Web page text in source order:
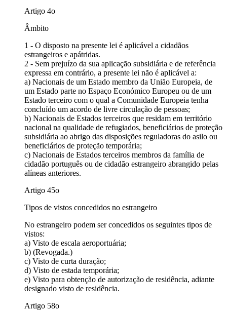
Artigo 4o
Âmbito
1 - O disposto na presente lei é aplicável a cidadãos
estrangeiros e apátridas.
2 - Sem prejuízo da sua aplicação subsidiária e de referência
expressa em contrário, a presente lei não é aplicável a:
a) Nacionais de um Estado membro da União Europeia, de
um Estado parte no Espaço Económico Europeu ou de um
Estado terceiro com o qual a Comunidade Europeia tenha
concluído um acordo de livre circulação de pessoas;
b) Nacionais de Estados terceiros que residam em território
nacional na qualidade de refugiados, beneficiários de proteção
subsidiária ao abrigo das disposições reguladoras do asilo ou
beneficiários de proteção temporária;
c) Nacionais de Estados terceiros membros da família de
cidadão português ou de cidadão estrangeiro abrangido pelas
alíneas anteriores.
Artigo 45o
Tipos de vistos concedidos no estrangeiro
No estrangeiro podem ser concedidos os seguintes tipos de
vistos:
a) Visto de escala aeroportuária;
b) (Revogada.)
c) Visto de curta duração;
d) Visto de estada temporária;
e) Visto para obtenção de autorização de residência, adiante
designado visto de residência.
Artigo 58o